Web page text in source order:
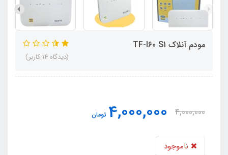
مودم آنلاک TF-I60 S1
(دیدگاه 14 کاربر)
4,000,000
4,000,000 تومان
ناموجود